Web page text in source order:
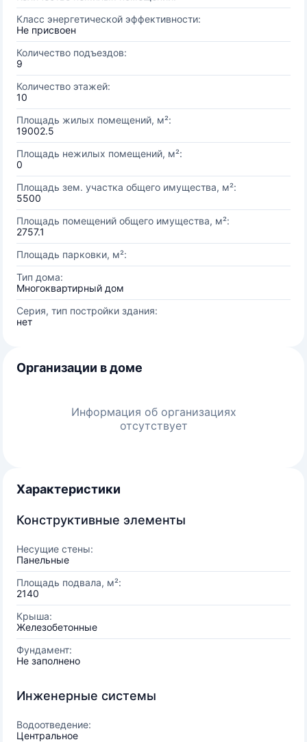
Класс энергетической эффективности:
Не присвоен
Количество подъездов:
9
Количество этажей:
10
Площадь жилых помещений, м²:
19002.5
Площадь нежилых помещений, м²:
0
Площадь зем. участка общего имущества, м²:
5500
Площадь помещений общего имущества, м²:
2757.1
Площадь парковки, м²:
Тип дома:
Многоквартирный дом
Серия, тип постройки здания:
нет
Организации в доме
Информация об организациях
отсутствует
Характеристики
Конструктивные элементы
Несущие стены:
Панельные
Площадь подвала, м²:
2140
Крыша:
Железобетонные
Фундамент:
Не заполнено
Инженерные системы
Водоотведение:
Центральное